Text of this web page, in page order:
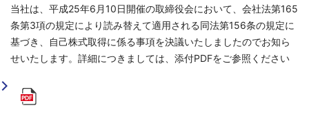
当社は、平成25年6月10日開催の取締役会において、会社法第165
条第3項の規定により読み替えて適用される同法第156条の規定に
基づき、自己株式取得に係る事項を決議いたしましたのでお知ら
せいたします。詳細につきましては、添付PDFをご参照ください